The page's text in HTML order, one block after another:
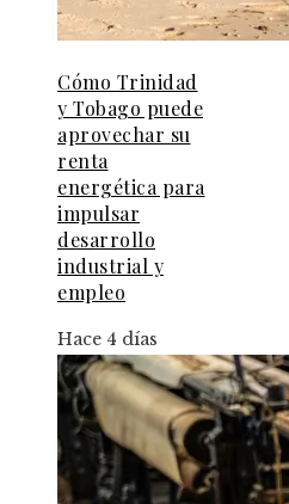
Cómo Trinidad
y Tobago puede
aprovechar su
renta
energética para
impulsar
desarrollo
industrial y
empleo
Hace 4 días